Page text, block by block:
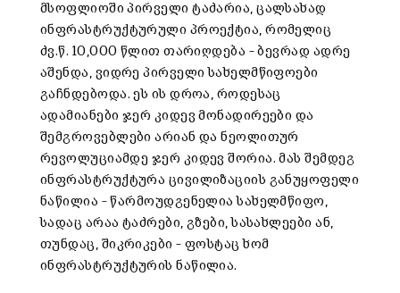
მსოფლიოში პირველი ტაძარია, ცალსახად
ინფრასტრუქტურული პროექტია, რომელიც
ძვ.წ. 10,000 წლით თარიღდება – ბევრად ადრე
აშენდა, ვიდრე პირველი სახელმწიფოები
გაჩნდებოდა. ეს ის დროა, როდესაც
ადამიანები ჯერ კიდევ მონადირეები და
შემგროვებლები არიან და ნეოლითურ
რევოლუციამდე ჯერ კიდევ შორია. მას შემდეგ
ინფრასტრუქტურა ცივილიზაციის განუყოფელი
ნაწილია – წარმოუდგენელია სახელმწიფო,
სადაც არაა ტაძრები, გზები, სასახლეები ან,
თუნდაც, შიკრიკები – ფოსტაც ხომ
ინფრასტრუქტურის ნაწილია.